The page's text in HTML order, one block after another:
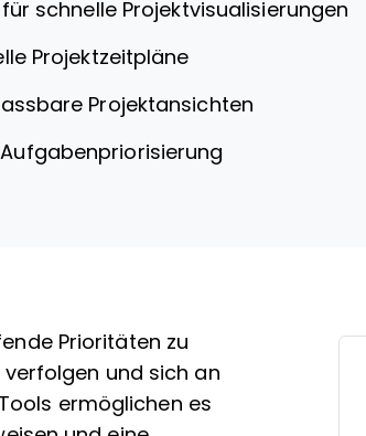
schnelle Projektvisualisierungen
Projektzeitpläne
Projektansichten
Prioritäten zu
und sich an
ermöglichen es